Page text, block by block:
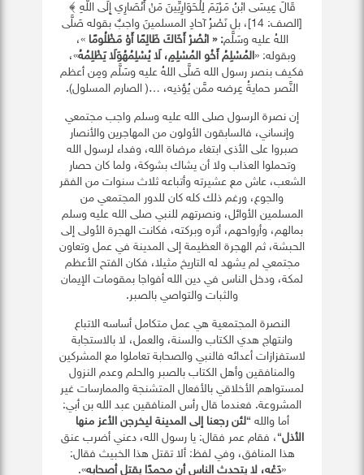
قَالَ عِيسَى ابْنُ مَرْيَمَ لِلْحَوَارِيِّينَ مَنْ أَنْصَارِي إِلَى اللَّهِ ﴾
[الصف: 14]، بل نَصْرُ آحادِ المسلمينَ واجبٌ بقوله صَلَّى
اللهُ عليه وسَلَّم: « انْصُرْ أَخَاكَ ظَالِمًا أَوْ مَظْلُومًا »،
وبقوله: «المُسْلِمُ أَخُو المُسْلِمِ، لَا يُسْلِمُهُوَلَا يَظْلِمُهُ»،
فكيف بنصر رسول الله صَلَّى اللهُ عليه وسَلَّم ومِن أعظم
النَّصر حمايةُ عِرضه ممَّن يُؤذيه، …( الصارم المسلول).
إن نصرة الرسول صلى الله عليه وسلم واجب مجتمعي
وإنساني، فالسابقون الأولون من المهاجرين والأنصار
صبروا على الأذى ابتغاء مرضاة الله، وفداء لرسول الله
وتحملوا العذاب ولا أن يشاك بشوكة، ولما كان حصار
الشعب، عاش مع عشيرته وأتباعه ثلاث سنوات من الفقر
والجوع، ورغم ذلك كله كان للدور المجتمعي من
المسلمين الأوائل، ونصرتهم للنبي صلى الله عليه وسلم
بمالهم، وأرواحهم، أثره وبركته، فكانت الهجرة الأولى إلى
الحبشة، ثم الهجرة العظيمة إلى المدينة في عمل وتعاون
مجتمعي لم يشهد له التاريخ مثيلا، فكان الفتح الأعظم
لمكة، ودخل الناس في دين الله أفواجا بمقومات الإيمان
والثبات والتواصي بالصبر.
النصرة المجتمعية هي عمل متكامل أساسه الاتباع
وانتهاج هدي الكتاب والسنة، والعمل، لا بالاستجابة
لاستفزازات أعدائه فالنبي والصحابة تعاملوا مع المشركين
والمنافقين وأهل الكتاب بالصبر والحلم وعدم النزول
لمستواهم الأخلاقي بالأفعال المتشنجة والممارسات غير
المشروعة. فعندما قال رأس المنافقين عبد الله بن أبي:
أما والله “لئن رجعنا إلى المدينة ليخرجن الأعز منها
الأذل“، فقام عمر فقال: يا رسول الله، دعني أضرب عنق
هذا المنافق، وفي لفظ: ألا تقتل هذا الخبيث فقال:
«دَعْه، لا يتحدث الناس أن محمدًا يقتل أصحابه».